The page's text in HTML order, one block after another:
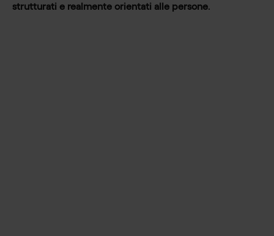
strutturati e realmente orientati alle persone.